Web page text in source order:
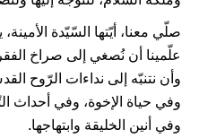
صلّي معنا، أيّتها السّيّدة
علّمينا أن نُصغي إلى صراخ
وأن نتنبّه إلى نداءات الرّوح
وفي حياة الإخوة، وفي أحداث
وفي أنين الخليقة وابتهاجها.